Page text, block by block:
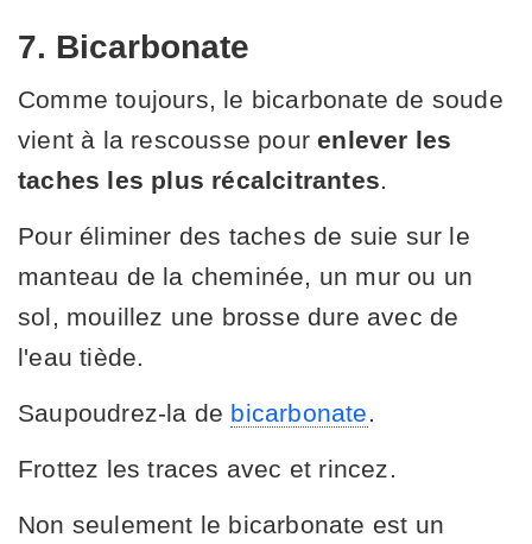
7. Bicarbonate
Comme toujours, le bicarbonate de soude
vient à la rescousse pourenlever les
taches les plus récalcitrantes
Pour éliminer des taches de suie sur le
manteau de la cheminée, un mur ou un
sol, mouillez une brosse dure avec de
l'eau tiède.
Saupoudrez-la de bicarbonate
Frottez les traces avec et rincez.
Non seulement le bicarbonate est un